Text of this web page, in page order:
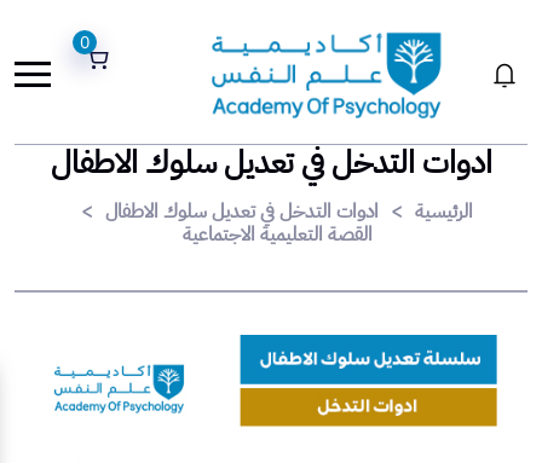
0
ادوات التدخل في تعديل سلوك الاطفال
الرئيسية > ادوات التدخل في تعديل سلوك الاطفال >
القصة التعليمية الاجتماعية